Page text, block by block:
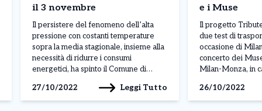
il 3 novembre
Il persistere del fenomeno dell’alta
pressione con costanti temperature
sopra la media stagionale, insieme alla
necessità di ridurre i consumi
energetici, ha spinto il Comune di
l’accensione degli impianti di
riscaldamento. È stata pubblicata
27/10/2022 Leggi Tutto
e i Muse
Il progetto
due test di
occasione di
concerto dei
Milan-Monza, in
all’Alcatraz il 26
importanti eventi
26/10/2022